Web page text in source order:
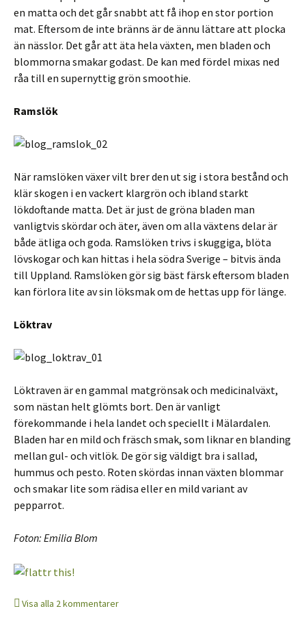
en matta och det går snabbt att få ihop en stor portion
mat. Eftersom de inte bränns är de ännu lättare att plocka
än nässlor. Det går att äta hela växten, men bladen och
blommorna smakar godast. De kan med fördel mixas ned
råa till en supernyttig grön smoothie.
Ramslök
När ramslöken växer vilt brer den ut sig i stora bestånd och
klär skogen i en vackert klargrön och ibland starkt
lökdoftande matta. Det är just de gröna bladen man
vanligtvis skördar och äter, även om alla växtens delar är
både ätliga och goda. Ramslöken trivs i skuggiga, blöta
lövskogar och kan hittas i hela södra Sverige – bitvis ända
till Uppland. Ramslöken gör sig bäst färsk eftersom bladen
kan förlora lite av sin löksmak om de hettas upp för länge.
Löktrav
Löktraven är en gammal matgrönsak och medicinalväxt,
som nästan helt glömts bort. Den är vanligt
förekommande i hela landet och speciellt i Mälardalen.
Bladen har en mild och fräsch smak, som liknar en blanding
mellan gul- och vitlök. De gör sig väldigt bra i sallad,
hummus och pesto. Roten skördas innan växten blommar
och smakar lite som rädisa eller en mild variant av
pepparrot.
Foton: Emilia Blom
Visa alla 2 kommentarer